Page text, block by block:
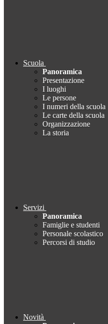
Scuola
Panoramica
Presentazione
I luoghi
Le persone
I numeri della scuola
Le carte della scuola
Organizzazione
La storia
Servizi
Panoramica
Famiglie e studenti
Personale scolastico
Percorsi di studio
Novità